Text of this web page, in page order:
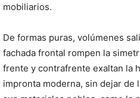
mobiliarios.
De formas puras, volúmenes
fachada frontal rompen la
frente y contrafrente exaltan la
impronta moderna, sin dejar de